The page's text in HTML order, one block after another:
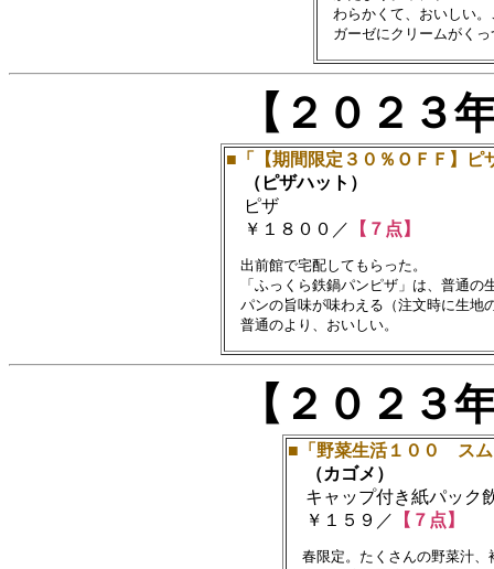
わらかくて、おいしい
【２０２
■「【期間限定３０％ＯＦＦ】ピ
（ピザハット）
ピザ
￥１８００／
【７点】
出前館で宅配してもらった。
「ふっくら鉄鍋パンピザ」は、普通
パンの旨味が味わえる（注文時に生地
【２０２
■「野菜生活１００ スム
（カゴメ）
キャップ付き紙パック
￥１５９／
【７点】
春限定。たくさんの野菜汁